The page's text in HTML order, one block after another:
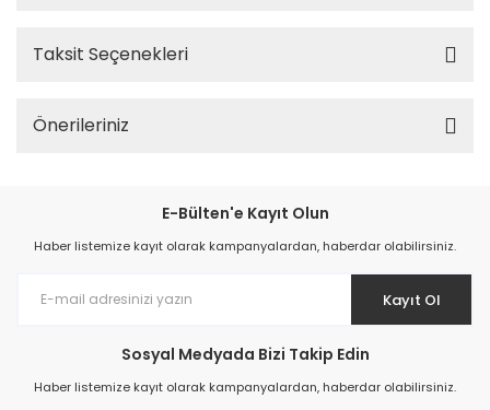
Taksit Seçenekleri
Önerileriniz
E-Bülten'e Kayıt Olun
Haber listemize kayıt olarak kampanyalardan, haberdar olabilirsiniz.
Kayıt Ol
Sosyal Medyada Bizi Takip Edin
Haber listemize kayıt olarak kampanyalardan, haberdar olabilirsiniz.